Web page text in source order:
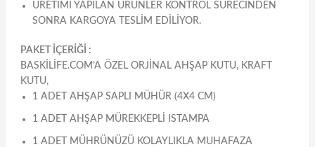
ÜRETIMI YAPILAN ÜRÜNLER KONTROL SÜRECINDEN
SONRA KARGOYA TESLIM EDILIYOR.
PAKET İÇERİĞİ :
BASKILIFE.COM’A ÖZEL ORJINAL AHŞAP KUTU, KRAFT
KUTU,
1 ADET AHŞAP SAPLI MÜHÜR (4X4 CM)
1 ADET AHŞAP MÜREKKEPLI ISTAMPA
1 ADET MÜHRÜNÜZÜ KOLAYLIKLA MUHAFAZA